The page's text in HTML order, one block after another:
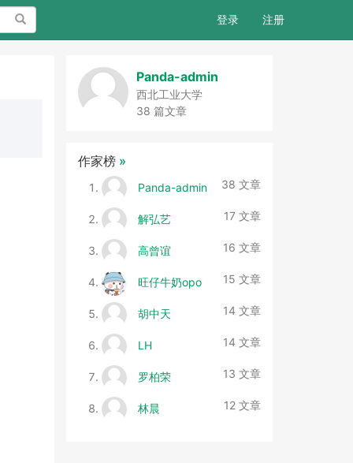
搜索 登录 注册
Panda-admin
西北工业大学
38 篇文章
作家榜 »
Panda-admin 38 文章
解弘艺 17 文章
高曾谊 16 文章
旺仔牛奶opo 15 文章
胡中天 14 文章
LH 14 文章
罗柏荣 13 文章
林晨 12 文章